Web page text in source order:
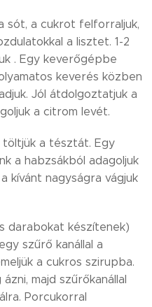
sót, a cukrot felforraljuk,
a lisztet. 1-2
. Egy keverőgépbe
keverés közben
Jól átdolgoztatjuk a
a citrom levét.
töltjük a tésztát. Egy
a habzsákból adagoljuk
kívánt nagyságra vágjuk
darabokat készítenek)
szűrő kanállal a
a cukros szirupba.
majd szűrőkanállal
Porcukorral